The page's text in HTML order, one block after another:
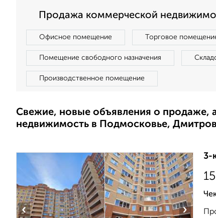
Продажа коммерческой
Офисное помещение Торговое
Помещение свободного назначения
Производственное помещение
Свежие, новые объявления о продаже,
недвижимость в Подмосковье,
‹ ›
3-